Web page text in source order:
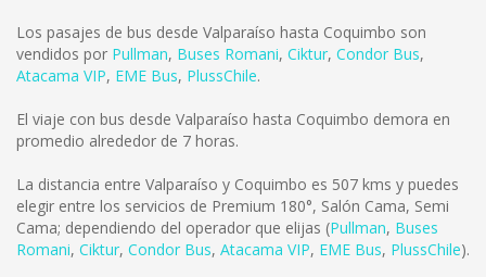
Los pasajes de bus desde Valparaíso hasta Coquimbo son
vendidos por Pullman, Buses Romani, Ciktur, Condor Bus,
Atacama VIP, EME Bus, PlussChile.
El viaje con bus desde Valparaíso hasta Coquimbo demora en
promedio alrededor de 7 horas.
La distancia entre Valparaíso y Coquimbo es 507 kms y puedes
elegir entre los servicios de Premium 180°, Salón Cama, Semi
Cama; dependiendo del operador que elijas (Pullman, Buses
Romani, Ciktur, Condor Bus, Atacama VIP, EME Bus, PlussChile).